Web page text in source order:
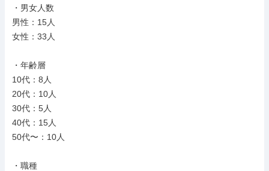
・男女人数
男性：15人
女性：33人
・年齢層
10代：8人
20代：10人
30代：5人
40代：15人
50代〜：10人
・職種